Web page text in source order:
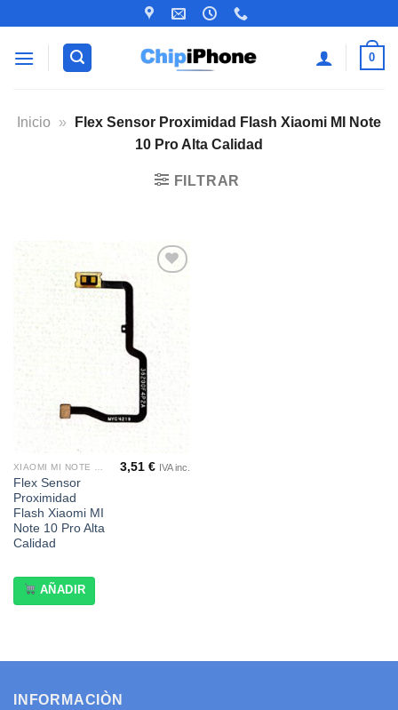
contenido
0
Inicio »
Flex Sensor Proximidad Flash Xiaomi MI Note
10 Pro Alta Calidad
FILTRAR
XIAOMI MI NOTE 10 PRO
Flex Sensor
Proximidad
Flash Xiaomi MI
Note 10 Pro Alta
Calidad
3,51€ IVA inc.
AÑADIR
INFORMACIÒN